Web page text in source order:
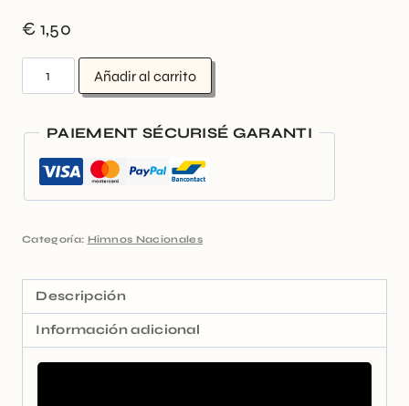
€ 1,50
Añadir al carrito
PAIEMENT SÉCURISÉ GARANTI
Categoría: Himnos Nacionales
Descripción
Información adicional